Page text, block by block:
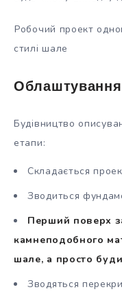
Робочий проект
стилі шале
Будівництво
етапи:
Складається
Зводиться
Перший поверх
камнеподобного
шале, а просто
Зводяться